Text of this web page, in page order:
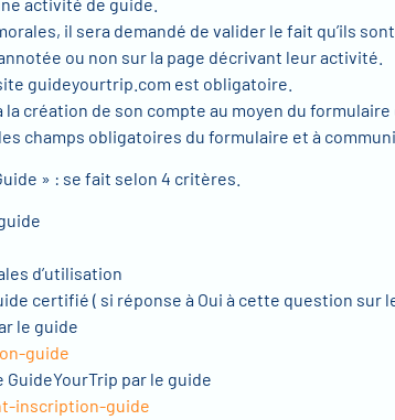
il sera demandé de valider le fait qu’ils
ou non sur la page décrivant leur activité.
guideyourtrip.com est obligatoire.
la création de son compte au moyen du
champs obligatoires du formulaire et à
» : se fait selon 4 critères.
d’utilisation
certifié ( si réponse à Oui à cette question sur
le guide
guide
par le guide
inscription-guide